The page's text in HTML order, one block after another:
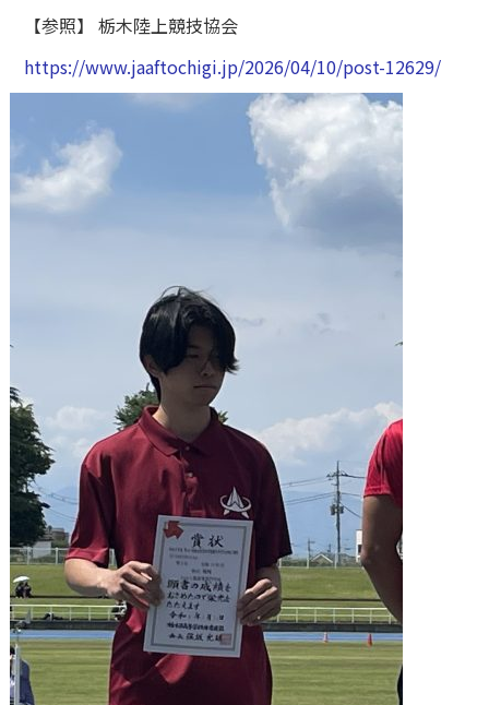
【参照】 栃木陸上競技協会
https://www.jaaftochigi.jp/2026/04/10/post-12629/